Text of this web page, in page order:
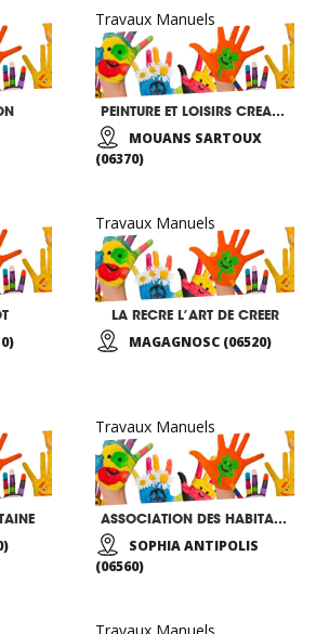
Travaux Manuels
PEINTURE ET LOISIRS CREATIFS
MOUANS SARTOUX
(06370)
Travaux Manuels
LA RECRE L’ART DE CREER
MAGAGNOSC (06520)
Travaux Manuels
ASSOCIATION DES HABITANTS DU PARC DE SOPHIA ANTIPOLIS
SOPHIA ANTIPOLIS
(06560)
Travaux Manuels